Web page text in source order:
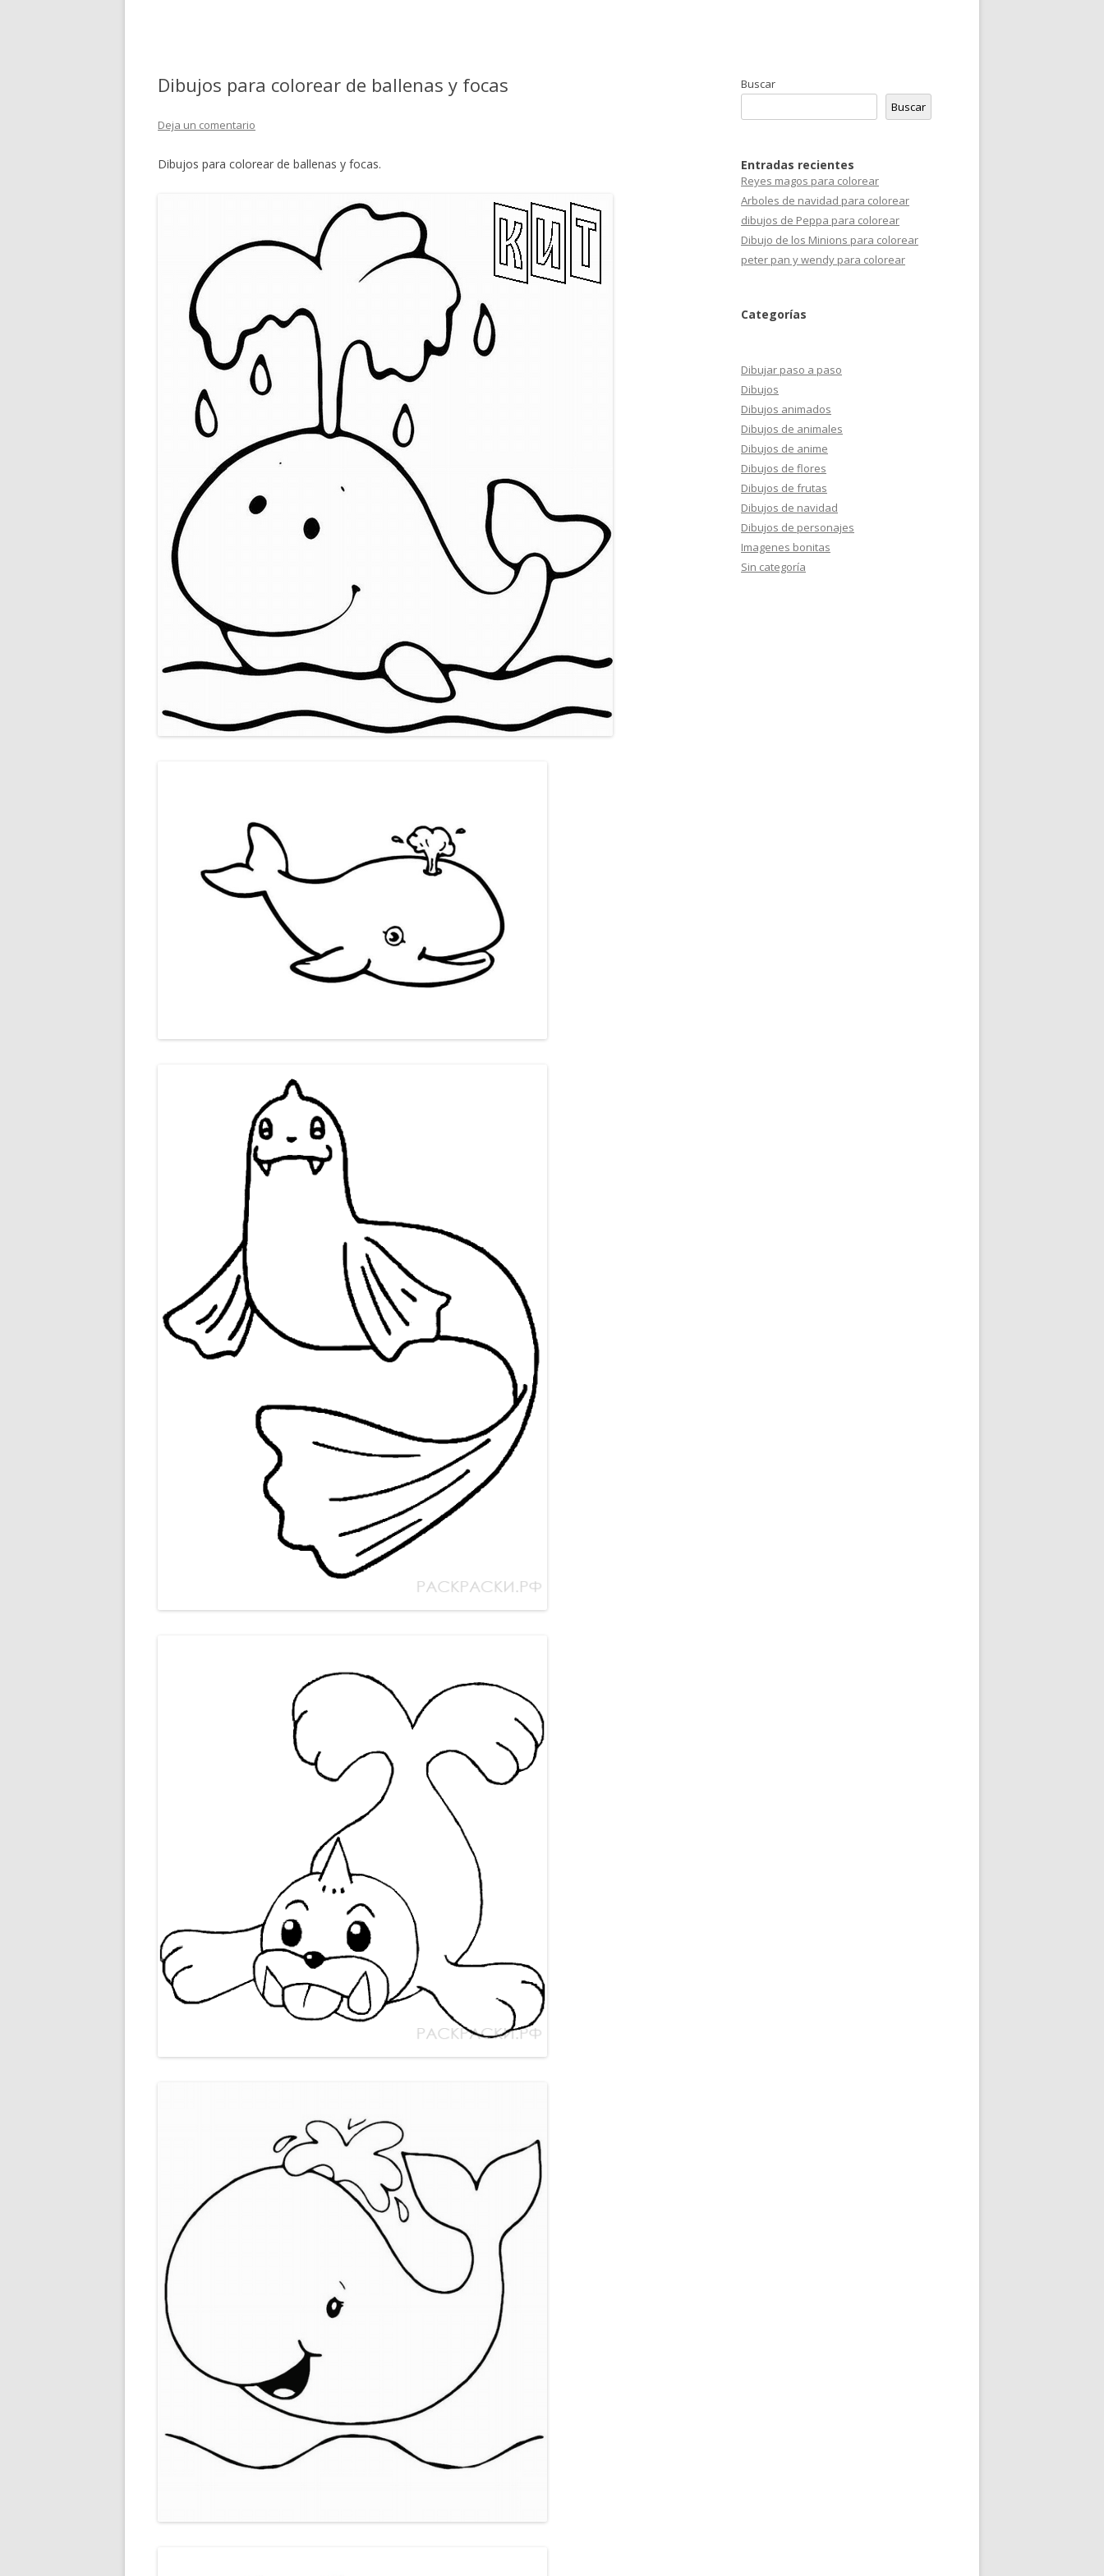
Dibujos para colorear de ballenas y focas
Deja un comentario
Dibujos para colorear de ballenas y focas.
Buscar
Buscar
Entradas recientes
Reyes magos para colorear
Arboles de navidad para colorear
dibujos de Peppa para colorear
Dibujo de los Minions para colorear
peter pan y wendy para colorear
Categorías
Dibujar paso a paso
Dibujos
Dibujos animados
Dibujos de animales
Dibujos de anime
Dibujos de flores
Dibujos de frutas
Dibujos de navidad
Dibujos de personajes
Imagenes bonitas
Sin categoría